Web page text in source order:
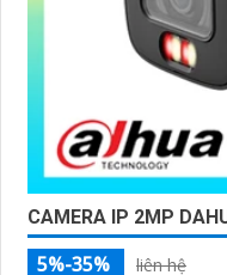
CAMERA IP 2MP
5%-35%
liên hệ